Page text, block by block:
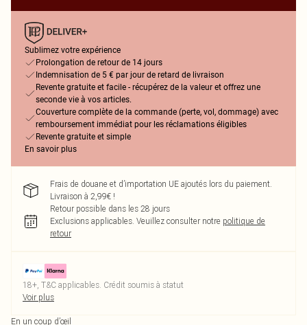
Sublimez votre expérience
Prolongation de retour de 14 jours
Indemnisation de 5 € par jour de retard de livraison
Revente gratuite et facile - récupérez de la valeur et offrez une
seconde vie à vos articles.
Couverture complète de la commande (perte, vol, dommage) avec
remboursement immédiat pour les réclamations éligibles
Revente gratuite et simple
En savoir plus
Frais de douane et d’importation UE ajoutés lors du paiement.
Livraison à 2,99€ !
Retour possible dans les 28 jours
Exclusions applicables. Veuillez consulter notre politique de
retour
18+, T&C applicables. Crédit soumis à statut
Voir plus
En un coup d’œil